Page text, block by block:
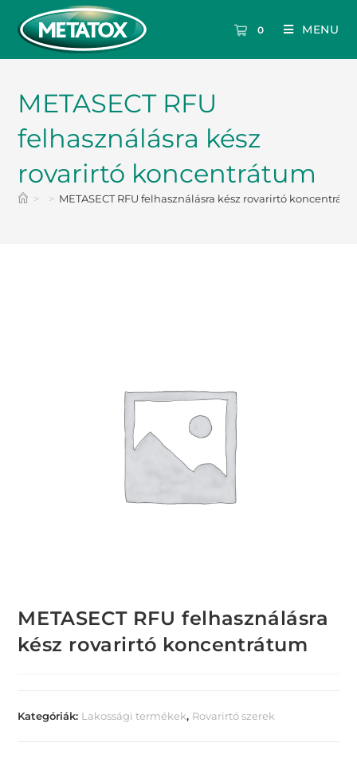
0 MENU
METASECT RFU
felhasználásra kész
rovarirtó koncentrátum
> > METASECT RFU felhasználásra kész rovarirtó
METASECT RFU felhasználásra
kész rovarirtó koncentrátum
Kategóriák: Lakossági termékek, Rovarirtó szerek